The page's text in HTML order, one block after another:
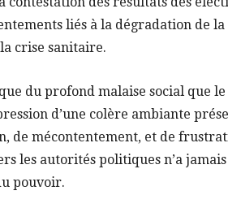
liés à la dégradation de
crise sanitaire.
du profond malaise social que
d’une colère ambiante
de mécontentement, et de
les autorités politiques n’a
pouvoir.